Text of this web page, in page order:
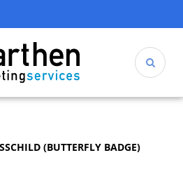
(BUTTERFLY BADGE)